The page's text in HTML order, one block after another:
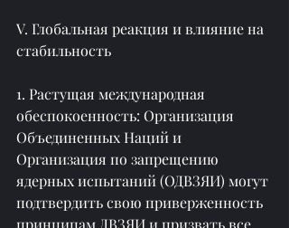
V. Глобальная реакция и влияние на
стабильность
1. Растущая международная
обеспокоенность: Организация
Объединенных Наций и
Организация по запрещению
ядерных испытаний (ОДВЗЯИ) могут
подтвердить свою приверженность
принципам ДВЗЯИ и призвать все